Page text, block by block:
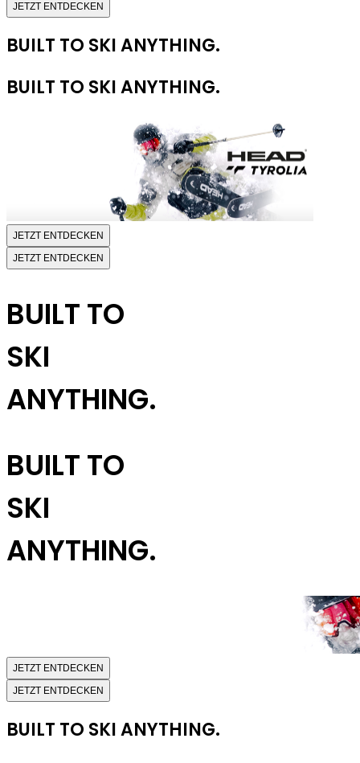
JETZT ENTDECKEN
BUILT TO SKI ANYTHING.
BUILT TO SKI ANYTHING.
JETZT ENTDECKEN
JETZT ENTDECKEN
BUILT TO
SKI
ANYTHING.
BUILT TO
SKI
ANYTHING.
JETZT ENTDECKEN
JETZT ENTDECKEN
BUILT TO SKI ANYTHING.